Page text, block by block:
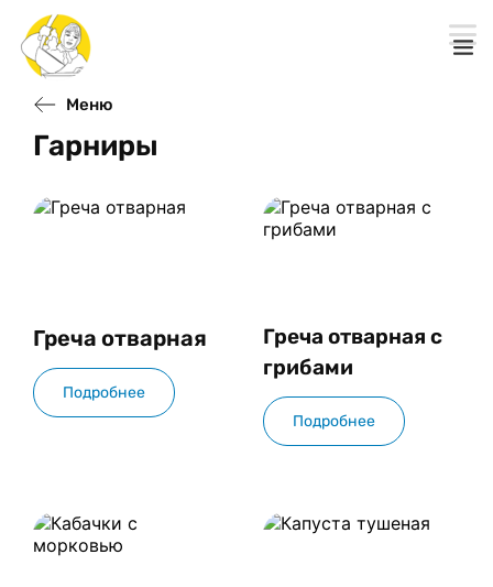
Меню
Гарниры
Греча отварная
Подробнее
Греча отварная с
грибами
Подробнее